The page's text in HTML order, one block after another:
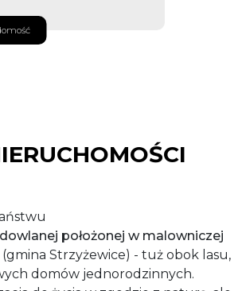
położonej w malowniczej
(gmina Strzyżewice) - tuż obok lasu,
domów jednorodzinnych.